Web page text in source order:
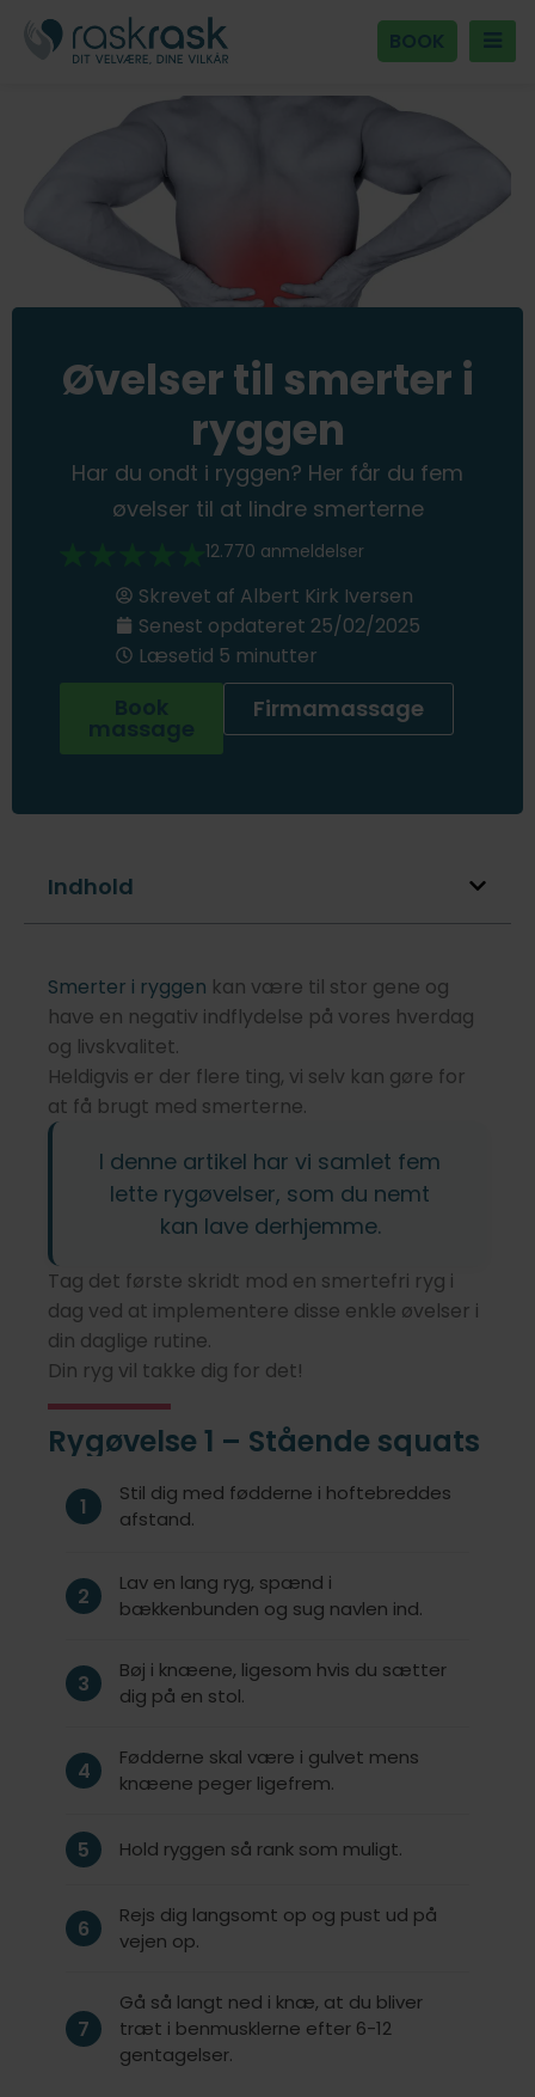
BOOK
Øvelser til smerter i
ryggen
Har du ondt i ryggen? Her får du fem
øvelser til at lindre smerterne
12.770 anmeldelser
Skrevet af Albert Kirk Iversen
Senest opdateret 25/02/2025
Læsetid 5 minutter
Book
massage
Firmamassage
Indhold
Smerter i ryggen kan være til stor gene og
have en negativ indflydelse på vores hverdag
og livskvalitet.
Heldigvis er der flere ting, vi selv kan gøre for
at få brugt med smerterne.
I denne artikel har vi samlet fem
lette rygøvelser, som du nemt
kan lave derhjemme.
Tag det første skridt mod en smertefri ryg i
dag ved at implementere disse enkle øvelser i
din daglige rutine.
Din ryg vil takke dig for det!
Rygøvelse 1 – Stående squats
1
Stil dig med fødderne i hoftebreddes
afstand.
2
Lav en lang ryg, spænd i
bækkenbunden og sug navlen ind.
3
Bøj i knæene, ligesom hvis du sætter
dig på en stol.
4
Fødderne skal være i gulvet mens
knæene peger ligefrem.
5 Hold ryggen så rank som muligt.
6
Rejs dig langsomt op og pust ud på
vejen op.
7
Gå så langt ned i knæ, at du bliver
træt i benmusklerne efter 6-12
gentagelser.